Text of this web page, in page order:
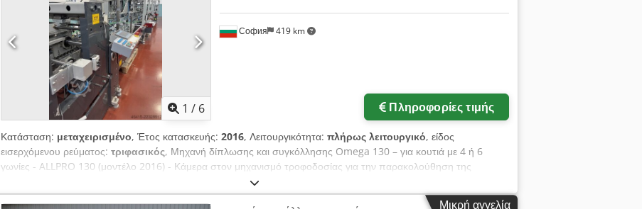
1 / 6
София 419 km
Πληροφορίες τιμής
Κατάσταση: μεταχειρισμένο, Έτος κατασκευής: 2016, Λειτουργικότητα: πλήρως λειτουργικό, είδος
εισερχόμενου ρεύματος: τριφασικός, Μηχανή δίπλωσης και συγκόλλησης Omega 130 – για κουτιά με 4 ή 6
γωνίες - ALLPRO 130 (μοντέλο 2016) - Κάμερα στον μηχανισμό τροφοδοσίας για την παρακολούθηση της
εισόδου στο τμήμα παράδοσης - Μηχανισμός τροφοδοσίας με αναρρόφηση κενού - Μηχανισμός τροφοδοσίας με
σερβοκινητήρα - Τμήματα πλευρικής ρύθμισης, αριστερά και δεξιά Chedpfx Ajzlqwzjcfsa - Τηλεχειριστήριο -
Μικρή αγγελία